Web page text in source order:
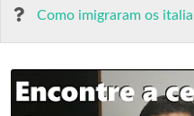
Como imigraram os